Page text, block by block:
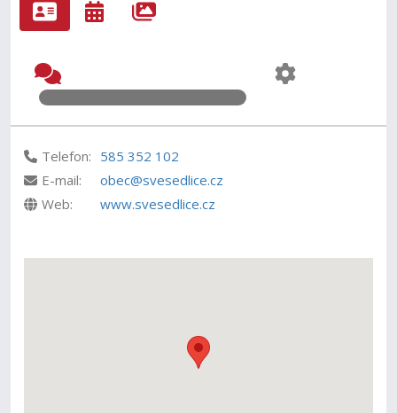
Telefon: 585 352 102
E-mail:
obec@svesedlice.cz
Web:
www.svesedlice.cz